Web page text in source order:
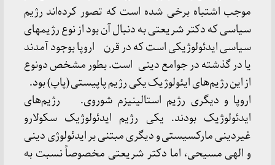
موجب اشتباه برخی شده است که تصور کرده‌اند رژیم
سیاسی که دکتر شریعتی به دنبال آن بود از نوع رژیمهای
سیاسی ایدئولوژیکی است که در قرن اروپا بوجود آمدند
یا در گذشته در جوامع دینی است. بطور مشخص دونوع
از این رژیم‌های ایئولوژیک یکی رژیم پاپیستی (پاپ) بود.
اروپا و دیگری رژیم استالینیزم شوروی. رژیم‌های
ایدئولوژیک بودند. یکی رژیم ایدئولوژیک سکولارو
غیردینی مارکسیستی و دیگری مبتنی بر ایدئولوژی دینی
و الهی مسیحی، اما دکتر شریعتی مخصوصاً نسبت به